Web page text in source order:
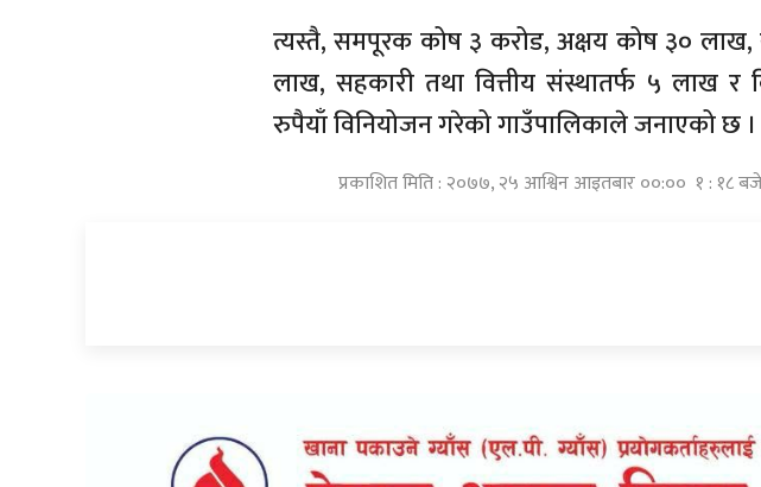
त्यस्तै, समपूरक कोष ३ करोड, अक्षय कोष ३० लाख,
लाख, सहकारी तथा वित्तीय संस्थातर्फ ५ लाख
रुपैयाँ विनियोजन गरेको गाउँपालिकाले जनाएको छ ।
प्रकाशित मिति : २०७७, २५ आश्विन आइतबार ००:०० १ : १८ बजे